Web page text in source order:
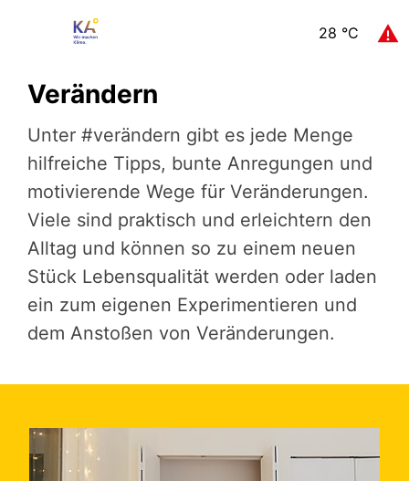
28 °C
Verändern
Unter #verändern gibt es jede Menge
hilfreiche Tipps, bunte Anregungen und
motivierende Wege für Veränderungen.
Viele sind praktisch und erleichtern den
Alltag und können so zu einem neuen
Stück Lebensqualität werden oder laden
ein zum eigenen Experimentieren und
dem Anstoßen von Veränderungen.